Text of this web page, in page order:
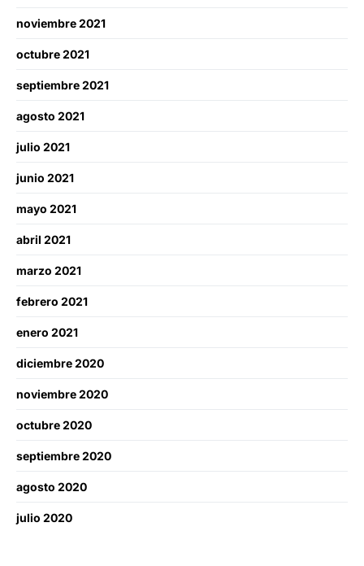
noviembre 2021
octubre 2021
septiembre 2021
agosto 2021
julio 2021
junio 2021
mayo 2021
abril 2021
marzo 2021
febrero 2021
enero 2021
diciembre 2020
noviembre 2020
octubre 2020
septiembre 2020
agosto 2020
julio 2020